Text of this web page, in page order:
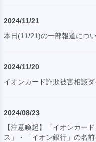
2024/11/21
本日(11/21)の一部報道につ
2024/11/20
イオンカード詐欺被害相談
2024/08/23
【注意喚起】「イオンカー
ス」・「イオン銀行」の名